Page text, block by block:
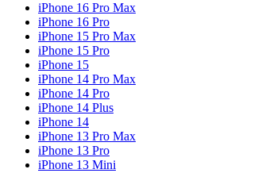
iPhone 16 Pro Max
iPhone 16 Pro
iPhone 15 Pro Max
iPhone 15 Pro
iPhone 15
iPhone 14 Pro Max
iPhone 14 Pro
iPhone 14 Plus
iPhone 14
iPhone 13 Pro Max
iPhone 13 Pro
iPhone 13 Mini